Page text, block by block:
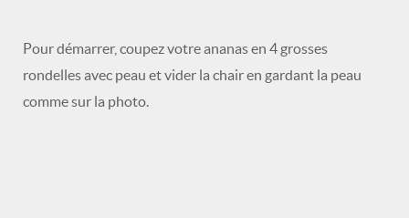
Pour démarrer, coupez votre ananas en 4 grosses
rondelles avec peau et vider la chair en gardant la peau
comme sur la photo.